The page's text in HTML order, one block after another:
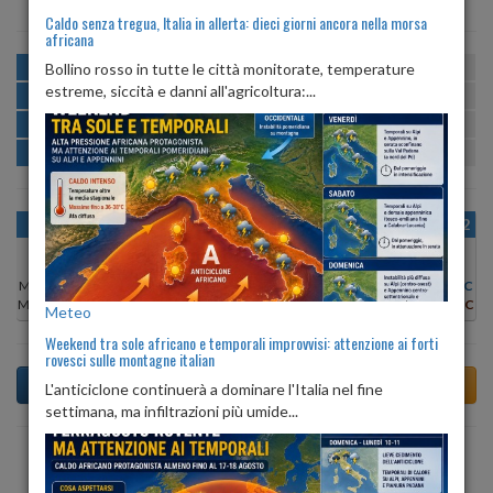
MATTINA min:19º max:26º U:52%
POMERIGGIO min:27º max:29º
SERA min: 25º max:30º U:66%-71%
NOTTE min:20º max:23º U:80%
OGGI
Min:
27°C
Max:29°C
VEN 07
Min:
26°C
Max:28°C
SAB 08
Min:25°C
Max:27°C
DOM 09
Min:25°C
Max:27°C
LUN 10
Min:
27°C
Max:29°C
MAR 11
Min:28°C
Max:29°C
MER 12
Min:
27°C
Max:29°C
Previsioni del Tempo a Arcisate tra 6 giorni
Caldo senza tregua, Italia in allerta: dieci giorni ancora nella morsa
africana
Bollino rosso in tutte le città monitorate, temperature
estreme, siccità e danni all'agricoltura:...
Meteo
Weekend tra sole africano e temporali improvvisi: attenzione ai forti
rovesci sulle montagne italian
L'anticiclone continuerà a dominare l'Italia nel fine
settimana, ma infiltrazioni più umide...